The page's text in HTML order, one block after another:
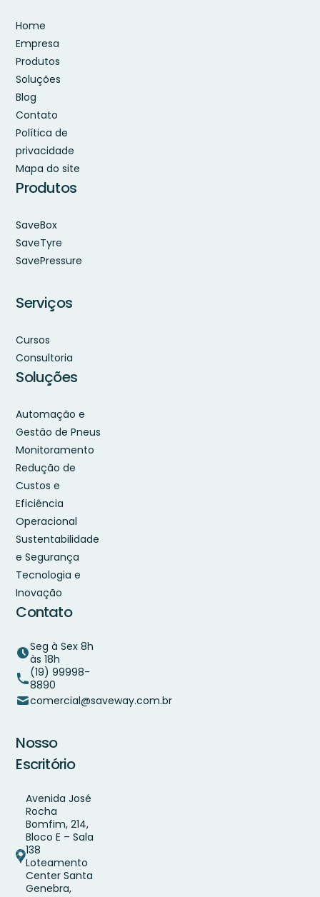
Home
Empresa
Produtos
Soluções
Blog
Contato
Política de
privacidade
Mapa do site
Produtos
SaveBox
SaveTyre
SavePressure
Serviços
Cursos
Consultoria
Soluções
Automação e
Gestão de Pneus
Monitoramento
Redução de
Custos e
Eficiência
Operacional
Sustentabilidade
e Segurança
Tecnologia e
Inovação
Contato
Seg à Sex 8h
às 18h
(19) 99998-
8890
comercial@saveway.com.br
Nosso
Escritório
Avenida José
Rocha
Bomfim, 214,
Bloco E – Sala
138
Loteamento
Center Santa
Genebra,